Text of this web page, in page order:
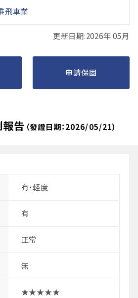
飛車業
更新日期:2026年 05月
申請保固
告 （發證日期：2026/05/21）
有・軽度
有
正常
無
★★★★★